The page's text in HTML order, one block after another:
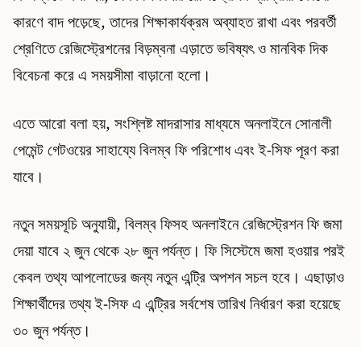
কারণে বাদ পড়েছে, তাদের শিক্ষাকার্যক্রম অব্যাহত রাখা এবং পরবর্তী
শ্রেণিতে রেজিস্ট্রেশনের বিড়ম্বনা এড়াতে ভবিষ্যৎ ও মানবিক দিক
বিবেচনা করে এ সময়সীমা বাড়ানো হলো।
এতে আরো বলা হয়, সংশ্লিষ্ট মাদরাসার মাধ্যমে অনলাইনে সোনালী
পেমেন্ট গেটওয়ের সাহায্যে বিলম্ব ফি পরিশোধ এবং ই-সিফ পূরণ করা
যাবে।
নতুন সময়সূচি অনুযায়ী, বিলম্ব ফিসহ অনলাইনে রেজিস্ট্রেশন ফি জমা
দেয়া যাবে ২ জুন থেকে ২৮ জুন পর্যন্ত। ফি সিস্টেমে জমা হওয়ার পরই
কেবল তথ্য আপলোডের জন্য নতুন এন্ট্রি অপশন সচল হবে। এছাড়াও
শিক্ষার্থীদের তথ্য ই-সিফ এ এন্ট্রির সর্বশেষ তারিখ নির্ধারণ করা হয়েছে
৩০ জুন পর্যন্ত।